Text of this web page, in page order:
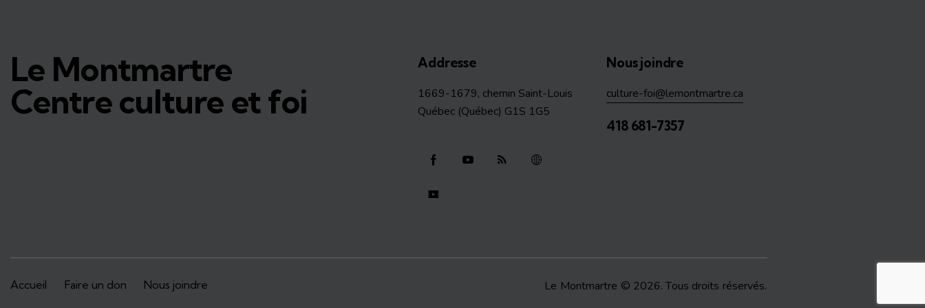
Le Montmartre
Centre culture et foi
Addresse
1669-1679, chemin Saint-Louis
Québec (Québec) G1S 1G5
Nous joindre
culture-foi@lemontmartre.ca
418 681-7357
Accueil Faire un don Nous joindre Le Montmartre © 2026. Tous droits réservés.